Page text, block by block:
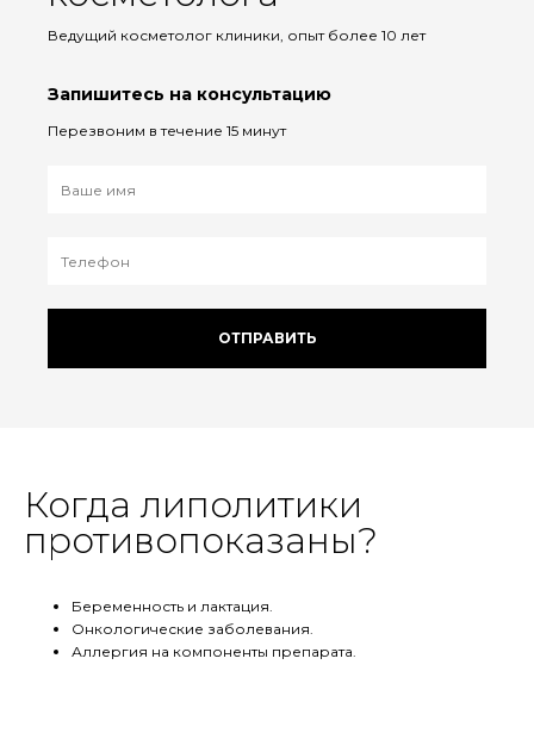
Ведущий косметолог клиники, опыт более 10 лет
Запишитесь на консультацию
Перезвоним в течение 15 минут
ОТПРАВИТЬ
Когда липолитики
противопоказаны?
Беременность и лактация.
Онкологические заболевания.
Аллергия на компоненты препарата.